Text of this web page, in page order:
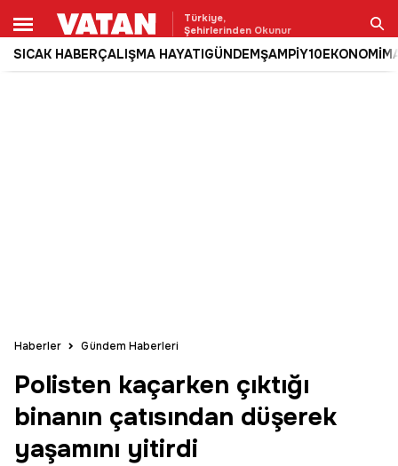
Türkiye,
Şehirlerinden Okunur
SICAK HABERÇALIŞMA HAYATIGÜNDEMŞAMPİY10EKONOMİ
Ara
Haberler Gündem Haberleri
Polisten kaçarken çıktığı
binanın çatısından düşerek
yaşamını yitirdi